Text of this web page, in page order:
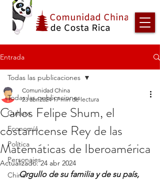
Entrada
Todas las publicaciones
Cultura
Economía
Política
Personajes
China
Todas las publicaciones
Carlos Felipe Shum, el
costarricense Rey de las
Matemáticas de Iberoamérica
Comunidad China
23 abr 2024 17 min de lectura
Actualizado:24 abr 2024
Orgullo de su familia y de su país,